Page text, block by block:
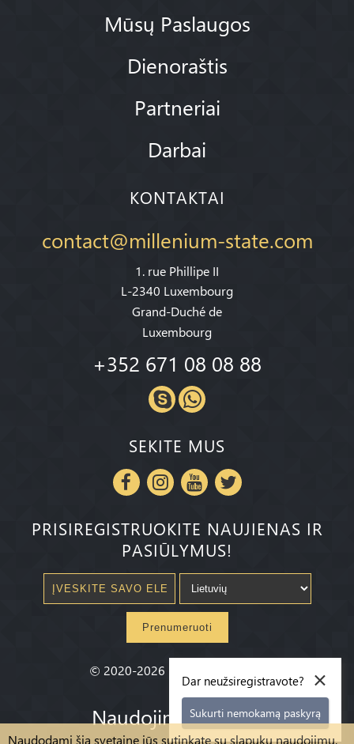
Naudodami šią svetainę jūs sutinkate su slapukų naudojimu,
Mūsų Paslaugos
Dienoraštis
Partneriai
Darbai
KONTAKTAI
contact@millenium-state.com
1. rue Phillipe II
L-2340 Luxembourg
Grand-Duché de
Luxembourg
+352 671 08 08 88
SEKITE MUS
PRISIREGISTRUOKITE NAUJIENAS IR
PASIŪLYMUS!
Prenumeruoti
© 2020-2026
Naudojimo sąlygos
×
Dar neužsiregistravote?
Sukurti nemokamą paskyrą